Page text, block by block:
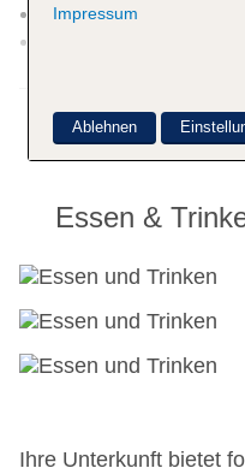
Concierge Service
Anfrage notwendig,
Parkmöglichkeiten:
Reservierung nicht
klimatisierte
Tagungsequipment:
Breaks: gegen Gebühr
Landeskategorie: 5
Essen &
Ihre Unterkunft bietet
Impressum
Ablehnen